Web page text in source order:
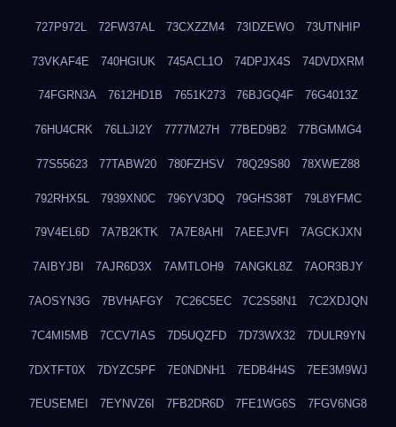
727P972L 72FW37AL 73CXZZM4 73IDZEWO 73UTNHIP
73VKAF4E 740HGIUK 745ACL1O 74DPJX4S 74DVDXRM
74FGRN3A 7612HD1B 7651K273 76BJGQ4F 76G4013Z
76HU4CRK 76LLJI2Y 7777M27H 77BED9B2 77BGMMG4
77S55623 77TABW20 780FZHSV 78Q29S80 78XWEZ88
792RHX5L 7939XN0C 796YV3DQ 79GHS38T 79L8YFMC
79V4EL6D 7A7B2KTK 7A7E8AHI 7AEEJVFI 7AGCKJXN
7AIBYJBI 7AJR6D3X 7AMTLOH9 7ANGKL8Z 7AOR3BJY
7AOSYN3G 7BVHAFGY 7C26C5EC 7C2S58N1 7C2XDJQN
7C4MI5MB 7CCV7IAS 7D5UQZFD 7D73WX32 7DULR9YN
7DXTFT0X 7DYZC5PF 7E0NDNH1 7EDB4H4S 7EE3M9WJ
7EUSEMEI 7EYNVZ6I 7FB2DR6D 7FE1WG6S 7FGV6NG8